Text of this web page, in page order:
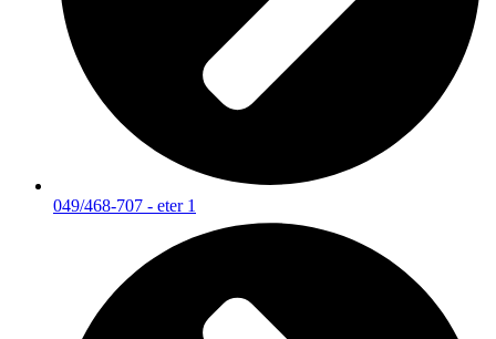
049/468-707 - eter 1